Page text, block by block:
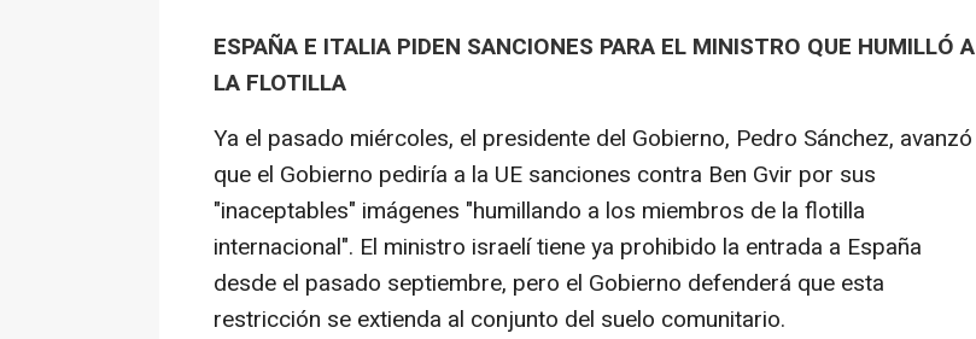
ESPAÑA E ITALIA PIDEN SANCIONES PARA EL MINISTRO QUE HUMILLÓ A
LA FLOTILLA
Ya el pasado miércoles, el presidente del Gobierno, Pedro Sánchez, avanzó
que el Gobierno pediría a la UE sanciones contra Ben Gvir por sus
"inaceptables" imágenes "humillando a los miembros de la flotilla
internacional". El ministro israelí tiene ya prohibido la entrada a España
desde el pasado septiembre, pero el Gobierno defenderá que esta
restricción se extienda al conjunto del suelo comunitario.